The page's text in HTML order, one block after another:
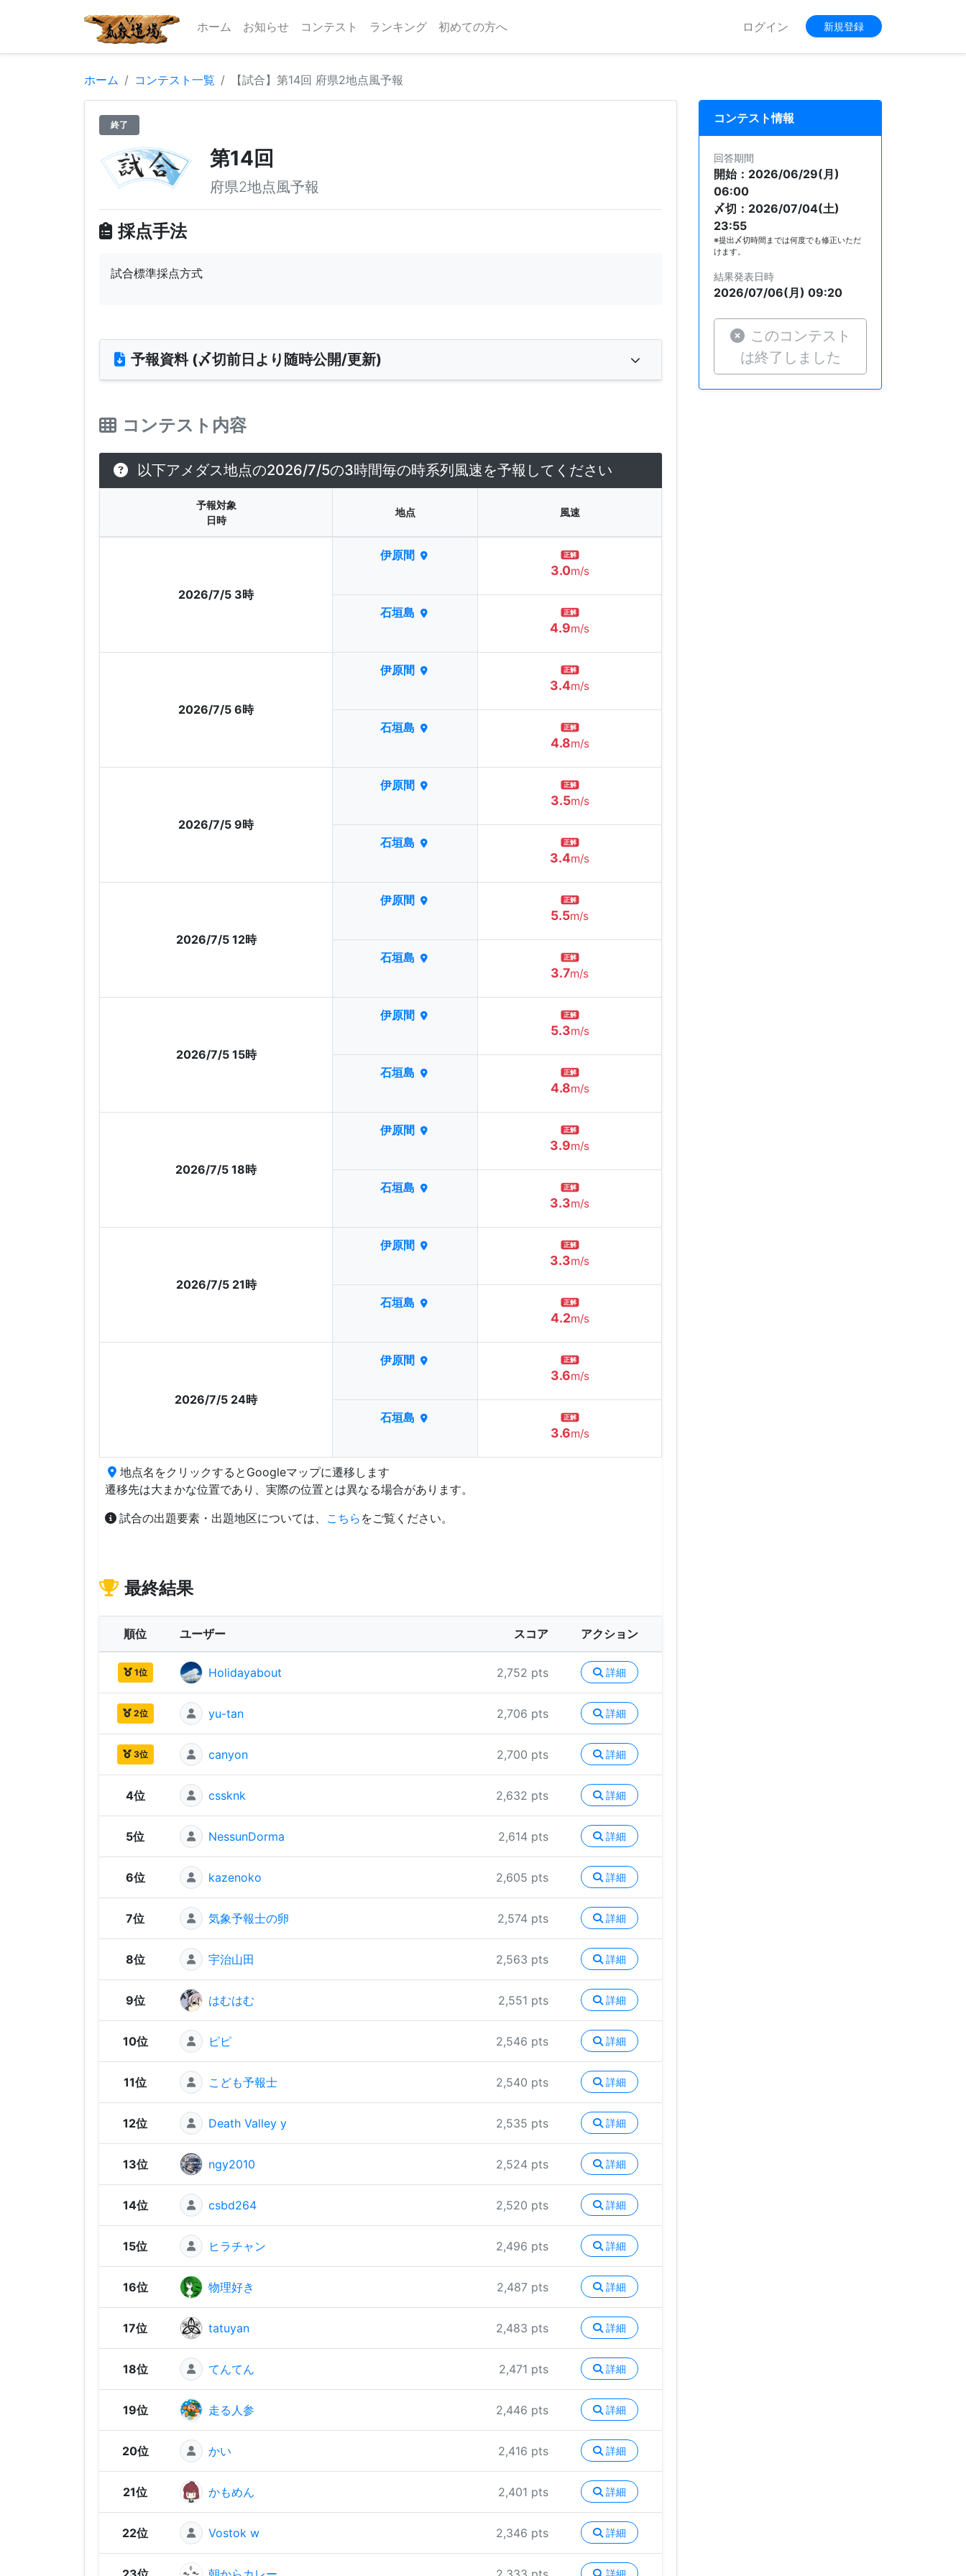
ホーム お知らせ コンテスト ランキング 初めての方へ ログイン 新規登録
ホーム コンテスト一覧 【試合】第14回 府県2地点風予報
終了
第14回
府県2地点風予報
採点手法
試合標準採点方式
予報資料 (〆切前日より随時公開/更新)
コンテスト内容
以下アメダス地点の2026/7/5の3時間毎の時系列風速を予報してください
予報対象
日時
地点 風速
2026/7/5 3時
伊原間 正解
3.0m/s
石垣島 正解
4.9m/s
2026/7/5 6時
伊原間 正解
3.4m/s
石垣島 正解
4.8m/s
2026/7/5 9時
伊原間 正解
3.5m/s
石垣島 正解
3.4m/s
2026/7/5 12時
伊原間 正解
5.5m/s
石垣島 正解
3.7m/s
2026/7/5 15時
伊原間 正解
5.3m/s
石垣島 正解
4.8m/s
2026/7/5 18時
伊原間 正解
3.9m/s
石垣島 正解
3.3m/s
2026/7/5 21時
伊原間 正解
3.3m/s
石垣島 正解
4.2m/s
2026/7/5 24時
伊原間 正解
3.6m/s
石垣島 正解
3.6m/s
地点名をクリックするとGoogleマップに遷移します
遷移先は大まかな位置であり、実際の位置とは異なる場合があります。
試合の出題要素・出題地区については、 こちら をご覧ください。
最終結果
順位 ユーザー スコア アクション
1位 Holidayabout 2,752 pts 詳細
2位 yu-tan 2,706 pts 詳細
3位 canyon 2,700 pts 詳細
4位 cssknk 2,632 pts 詳細
5位 NessunDorma 2,614 pts 詳細
6位 kazenoko 2,605 pts 詳細
7位 気象予報士の卵 2,574 pts 詳細
8位 宇治山田 2,563 pts 詳細
9位 はむはむ 2,551 pts 詳細
10位 ピピ 2,546 pts 詳細
11位 こども予報士 2,540 pts 詳細
12位 Death Valley y 2,535 pts 詳細
13位 ngy2010 2,524 pts 詳細
14位 csbd264 2,520 pts 詳細
15位 ヒラチャン 2,496 pts 詳細
16位 物理好き 2,487 pts 詳細
17位 tatuyan 2,483 pts 詳細
18位 てんてん 2,471 pts 詳細
19位 走る人参 2,446 pts 詳細
20位 かい 2,416 pts 詳細
21位 かもめん 2,401 pts 詳細
22位 Vostok w 2,346 pts 詳細
詳細
コンテスト情報
回答期間
開始：2026/06/29(月)
06:00
〆切：2026/07/04(土)
23:55
※提出〆切時間までは何度でも修正いただ
けます。
結果発表日時
2026/07/06(月) 09:20
このコンテスト
は終了しました